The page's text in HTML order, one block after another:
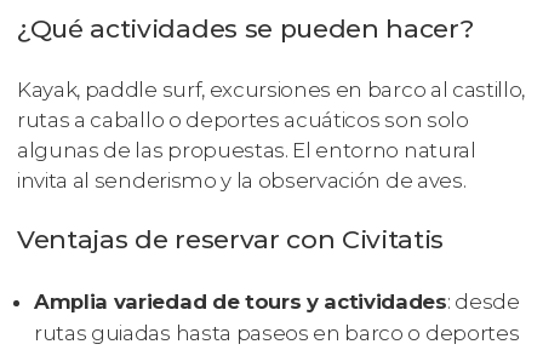
¿Qué actividades se pueden hacer?
Kayak, paddle surf, excursiones en barco al castillo,
rutas a caballo o deportes acuáticos son solo
algunas de las propuestas. El entorno natural
invita al senderismo y la observación de aves.
Ventajas de reservar con Civitatis
Amplia variedad de tours y actividades: desde
rutas guiadas hasta paseos en barco o deportes